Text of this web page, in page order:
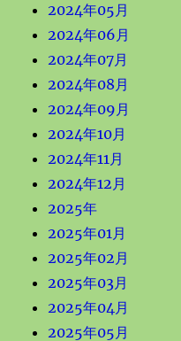
2024年05月
2024年06月
2024年07月
2024年08月
2024年09月
2024年10月
2024年11月
2024年12月
2025年
2025年01月
2025年02月
2025年03月
2025年04月
2025年05月